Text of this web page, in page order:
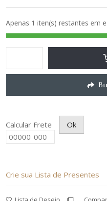
5
Apenas 1 iten(s) restantes em
Calcular Frete Ok
Crie sua Lista de Presentes